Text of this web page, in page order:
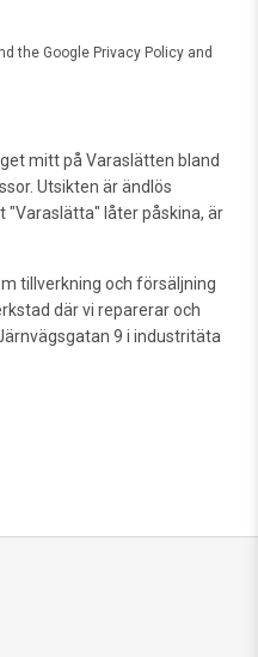
the Google Privacy Policy and
mitt på Varaslätten bland
Utsikten är ändlös
låter påskina, är
tillverkning och försäljning
där vi reparerar och
9 i industritäta